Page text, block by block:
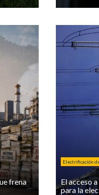
frena
Electrificación
El acceso
para la